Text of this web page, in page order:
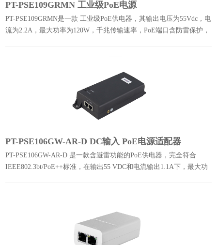
PT-PSE109GRMN 工业级PoE电源
PT-PSE109GRMN是一款 工业级PoE供电器，其输出电压为55Vdc，电
流为2.2A，最大功率为120W，千兆传输速率，PoE端口含防雷保护，
PT-PSE106GW-AR-D DC输入 PoE电源适配器
PT-PSE106GW-AR-D 是一款含避雷功能的PoE供电器，完全符合
IEEE802.3bt/PoE++标准，在输出55 VDC和电流输出1.1A下，最大功